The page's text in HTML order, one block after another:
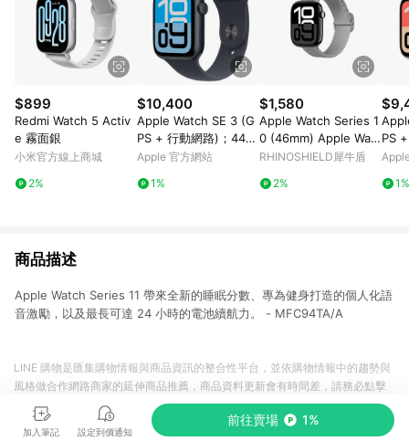
$899
Redmi Watch 5 Activ
e 霧面銀
小米官方線上商城
2%
$10,400
Apple Watch SE 3 (G
PS + 行動網路)；44
公釐午夜色鋁金屬錶
- S/M
Apple 官方網站
1%
$1,580
Apple Watch Series 1
0 (46mm) Apple Watc
h 專用編織錶帶 灰
RHINOSHIELD犀牛盾
2%
PS
公釐
- S/1%
商品描述
Apple Watch Series 11 帶來全新的睡眠分數、專為健身打造的個人化語
音激勵，以及最長可達 24 小時的電池續航力。 - MFC94TA/A
加入筆記 設定到價通知
前往賣場 1%
LINE 購物是匯集購物情報與商品資訊的整合性平台，並依購物情報中的趨勢與
風格做合作網路商家的延伸商品推薦，商品資料更新會有時間差，請務必點擊
商品至各合作網路商家，確認現售價與購物條件，一切資訊以合作廠商網頁為
準。